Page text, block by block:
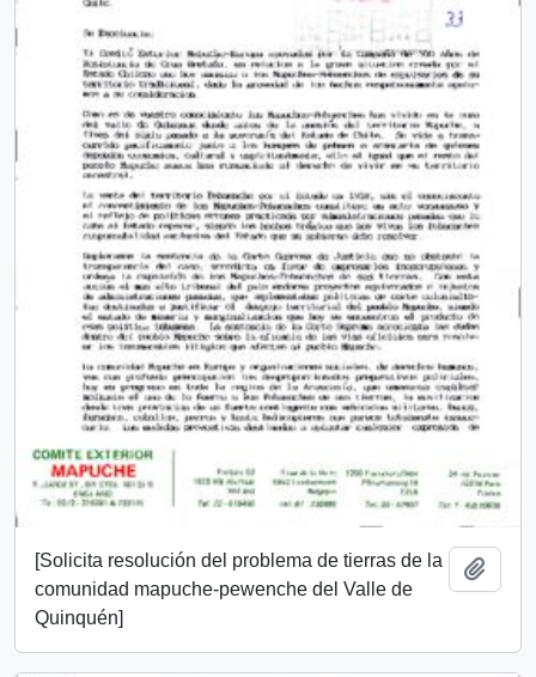
[Solicita resolución del problema de tierras de la
comunidad mapuche-pewenche del Valle de
Quinquén]